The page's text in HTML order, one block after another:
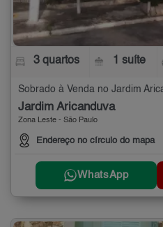
3 quartos 1 suíte
Sobrado à Venda no Jardim
Jardim Aricanduva
Zona Leste - São Paulo
Endereço no círculo do mapa
WhatsApp